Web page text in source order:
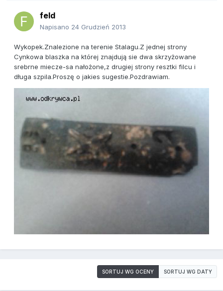
feld
Napisano 24 Grudzień 2013
Wykopek.Znalezione na terenie Stalagu.Z jednej strony
Cynkowa blaszka na której znajdują sie dwa skrzyżowane
srebrne miecze-sa nałożone,z drugiej strony resztki filcu i
długa szpila.Proszę o jakies sugestie.Pozdrawiam.
SORTUJ WG OCENY SORTUJ WG DATY